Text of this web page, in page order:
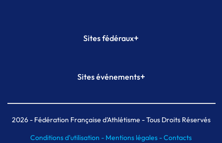
Sites fédéraux+
Plateforme Formation
Sites événements+
Meeting de Paris indoor
MAIF Ekiden de Paris
2026- Fédération Française d'Athlétisme - Tous Droits Réservés
Conditions d'utilisation - Mentions légales -Contacts